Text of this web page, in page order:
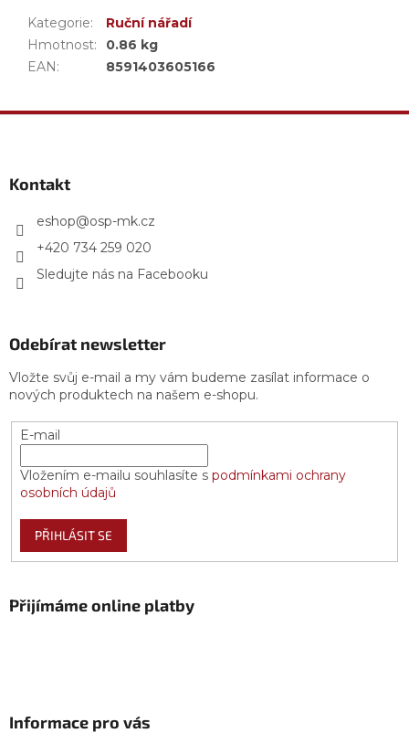
Kategorie:
Ruční nářadí
Hmotnost:
0.86 kg
EAN: 8591403605166
Kontakt
eshop@osp-mk.cz
+420 734 259 020
Sledujte nás na Facebooku
Odebírat newsletter
Vložte svůj e-mail a my vám budeme zasílat informace o
nových produktech na našem e-shopu.
E-mail
Vložením e-mailu souhlasíte s podmínkami ochrany
osobních údajů
PŘIHLÁSIT SE
Přijímáme online platby
Informace pro vás